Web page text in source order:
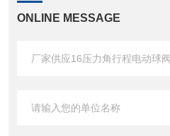
ONLINE MESSAGE